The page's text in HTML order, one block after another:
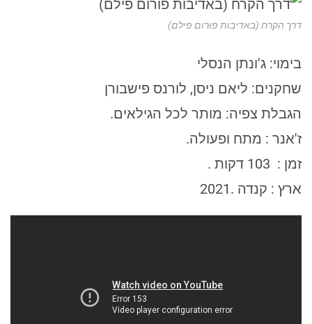
דרך הקרח (באדיבות פורום פילם)
בימוי: ג'ונתן הנסלי
שחקנים: ליאם ניסן, לורנס פישבורן
הגבלת צפיה: מותר לכל הגילאים.
ז'אנר : מתח ופעולה.
זמן : 103 דקות .
ארץ : קנדה .2021